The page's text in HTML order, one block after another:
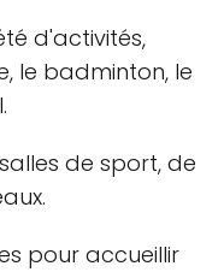
d'activités,
le badminton, le
de sport, de
pour accueillir